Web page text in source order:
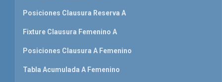
Posiciones Clausura Reserva A
Fixture Clausura Femenino A
Posiciones Clausura A Femenino
Tabla Acumulada A Femenino